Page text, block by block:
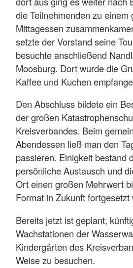
die Teilnehmenden zu einem
Mittagessen
setzte der Vorstand seine
besuchte anschließend
Moosburg. Dort wurde die
Kaffee und Kuchen
Den Abschluss bildete ein
der großen
Kreisverbandes. Beim
Abendessen ließ man den
passieren. Einigkeit bestand
persönliche Austausch und
Ort einen großen Mehrwert
Format in Zukunft fortgesetzt
Bereits jetzt ist geplant,
Wachstationen der
Kindergärten des
Weise zu besuchen.